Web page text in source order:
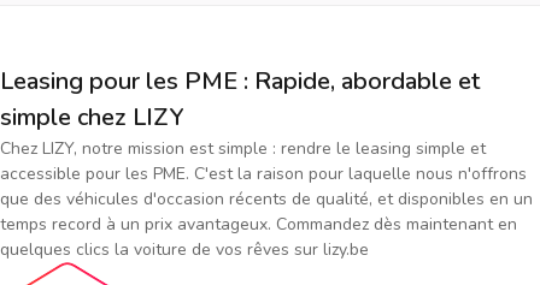
Leasing pour les PME : Rapide, abordable et
simple chez LIZY
Chez LIZY, notre mission est simple : rendre le leasing simple et
accessible pour les PME. C'est la raison pour laquelle nous n'offrons
que des véhicules d'occasion récents de qualité, et disponibles en un
temps record à un prix avantageux. Commandez dès maintenant en
quelques clics la voiture de vos rêves sur lizy.be